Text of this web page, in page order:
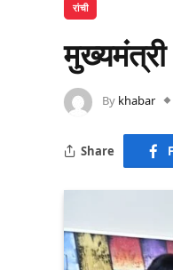
रांची
By khabar
Share